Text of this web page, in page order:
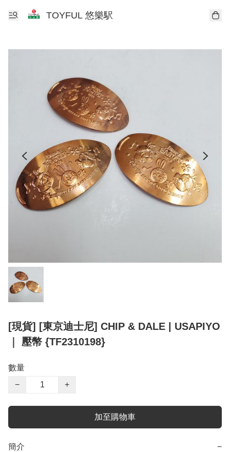
TOYFUL 悠樂駅
[現貨] [東京迪士尼] CHIP & DALE | USAPIYO
｜ 壓幣 {TF2310198}
數量
−
+
加至購物車
簡介 −